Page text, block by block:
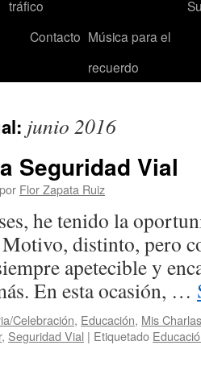
tráfico
Contacto Música para el
recuerdo
junio 2016
Seguridad Vial
por Flor Zapata Ruiz
he tenido la
Motivo, distinto, pero
apetecible y
En esta ocasión, …
Celebración, Educación, Mis Charlas
, Seguridad Vial | Etiquetado